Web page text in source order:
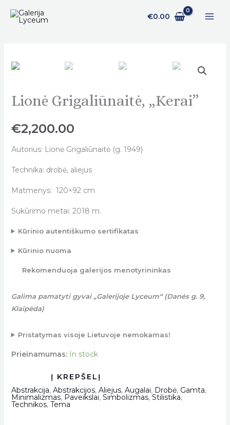
prie
€0.00
Lionė Grigaliūnaitė, „Kerai”
€2,200.00
Autorius: Lionė Grigaliūnaitė (g. 1949)
Technika: drobė, aliejus
Matmenys: 120×92 cm
Sukūrimo metai: 2018 m.
Kūrinio autentiškumo sertifikatas
Kūrinio nuoma
Rekomenduoja galerijos menotyrininkas
Galima pamatyti gyvai „Galerijoje Lyceum“ (Danės g. 9,
Klaipėda)
Pristatymas visoje Lietuvoje nemokamas!
Prieinamumas: In stock
Lionė
„Kerai"
quantity
Abstrakcija, Abstrakcijos, Aliejus, Augalai, Drobė, Gamta,
Minimalizmas, Paveikslai, Simbolizmas, Stilistika,
Technikos, Tema